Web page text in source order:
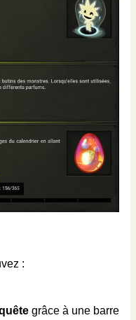
:
grâce à une barre